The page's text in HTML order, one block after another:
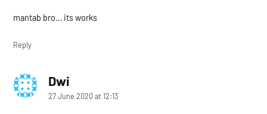
mantab bro… its works
Reply
Dwisays:
27 June 2020 at 12:13